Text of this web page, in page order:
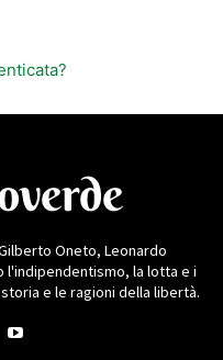
Oneto, Leonardo
l'indipendentismo, la lotta e i
e le ragioni della libertà.